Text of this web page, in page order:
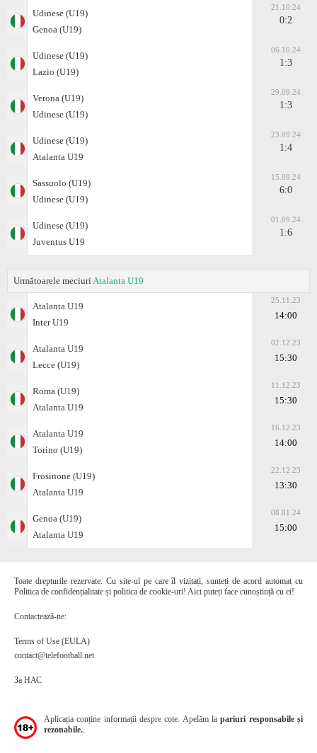
Udinese (U19)
Genoa (U19)
21.10.24
0:2
Udinese (U19)
Lazio (U19)
06.10.24
1:3
Verona (U19)
Udinese (U19)
29.09.24
1:3
Udinese (U19)
Atalanta U19
23.09.24
1:4
Sassuolo (U19)
Udinese (U19)
15.09.24
6:0
Udinese (U19)
Juventus U19
01.09.24
1:6
Următoarele meciuri Atalanta U19
Atalanta U19
Inter U19
25.11.23
14:00
Atalanta U19
Lecce (U19)
02.12.23
15:30
Roma (U19)
Atalanta U19
11.12.23
15:30
Atalanta U19
Torino (U19)
16.12.23
14:00
Frosinone (U19)
Atalanta U19
22.12.23
13:30
Genoa (U19)
Atalanta U19
08.01.24
15:00
Toate drepturile rezervate. Cu site-ul pe care îl vizitați, sunteți de acord automat cu
Politica de confidențialitate și politica de cookie-uri! Aici puteți face cunoștință cu ei!
Contactează-ne:
Terms of Use (EULA)
contact@telefootball.net
За НАС
Aplicația conține informații despre cote. Apelăm lapariuri responsabile și
rezonabile.